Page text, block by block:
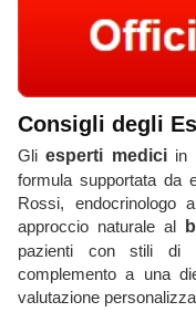
Consigli degli
Gliesperti mediciin
formula supportata da
Rossi, endocrinologo
approccio naturale al
pazienti con stili di
complemento a una
valutazione